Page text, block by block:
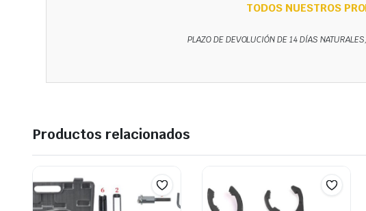
TODOS NUESTROS
PLAZO DE DEVOLUCIÓN DE 14 DÍAS
Productos relacionados